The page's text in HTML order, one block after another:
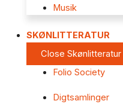
Musik
SKØNLITTERATUR
Close Skønlitteratur
Folio Society
Digtsamlinger